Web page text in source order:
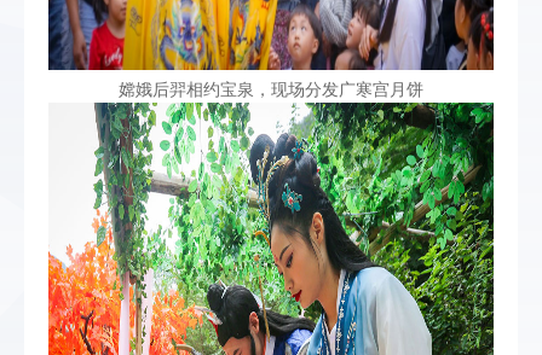
嫦娥后羿相约宝泉，现场分发广寒宫月饼